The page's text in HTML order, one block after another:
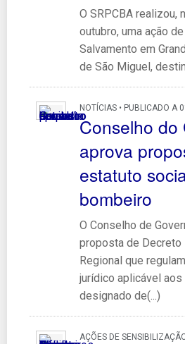
O SRPCBA realizou,
outubro, uma ação
Salvamento em
de São Miguel,
NOTÍCIAS • PUBLICADO A
Conselho do
aprova
estatuto
bombeiro
O Conselho de
proposta de
Regional que
jurídico aplicável
designado de(...)
AÇÕES DE